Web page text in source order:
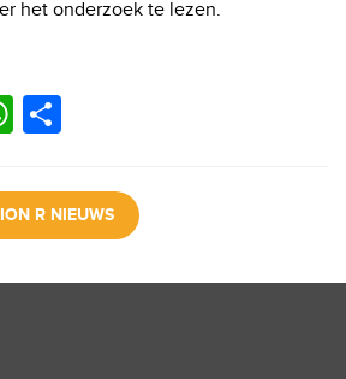
het onderzoek te lezen.
W
at
s
e
n
R NIEUWS